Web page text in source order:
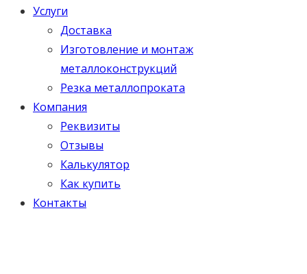
Услуги
Доставка
Изготовление и монтаж
металлоконструкций
Резка металлопроката
Компания
Реквизиты
Отзывы
Калькулятор
Как купить
Контакты